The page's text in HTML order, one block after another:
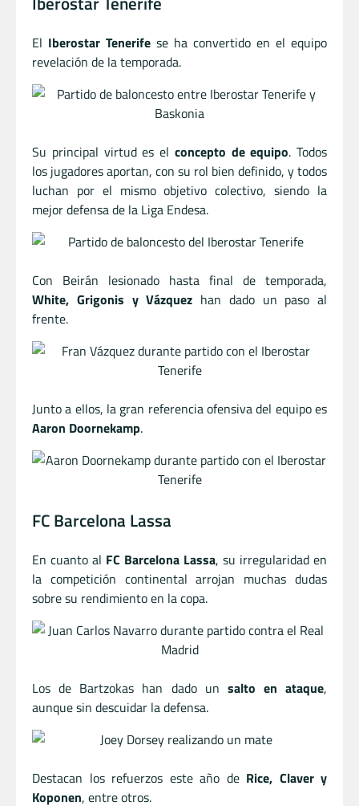
El Iberostar Tenerife se ha convertido en el equipo
revelación de la temporada.
Su principal virtud es el concepto de equipo. Todos
los jugadores aportan, con su rol bien definido, y todos
luchan por el mismo objetivo colectivo, siendo la
mejor defensa de la Liga Endesa.
Con Beirán lesionado hasta final de temporada,
White, Grigonis y Vázquez han dado un paso al
frente.
Junto a ellos, la gran referencia ofensiva del equipo es
Aaron Doornekamp.
FC Barcelona Lassa
En cuanto al FC Barcelona Lassa, su irregularidad en
la competición continental arrojan muchas dudas
sobre su rendimiento en la copa.
Los de Bartzokas han dado un salto en ataque,
aunque sin descuidar la defensa.
Destacan los refuerzos este año de Rice, Claver y
Koponen, entre otros.